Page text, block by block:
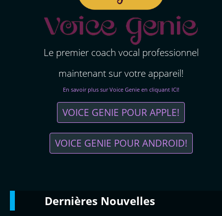
Le premier coach vocal professionnel
maintenant sur votre appareil!
En savoir plus sur Voice Genie en cliquant ICI!
VOICE GENIE POUR APPLE!
VOICE GENIE POUR ANDROID!
Dernières Νouvelles